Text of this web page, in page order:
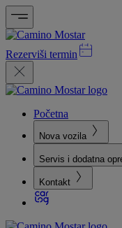
Rezerviši termin
Početna
Nova vozila
Servis i dodatna
Kontakt